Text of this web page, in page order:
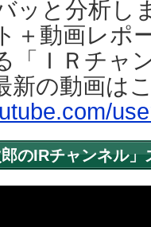
ッと分析し
＋動画レポ
「ＩＲチャ
新の動画は
のIRチャンネル